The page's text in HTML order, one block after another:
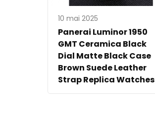
10 mai 2025
Panerai Luminor 1950
GMT Ceramica Black
Dial Matte Black Case
Brown Suede Leather
Strap Replica Watches